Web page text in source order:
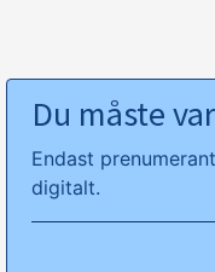
Du måste
Endast
digitalt.